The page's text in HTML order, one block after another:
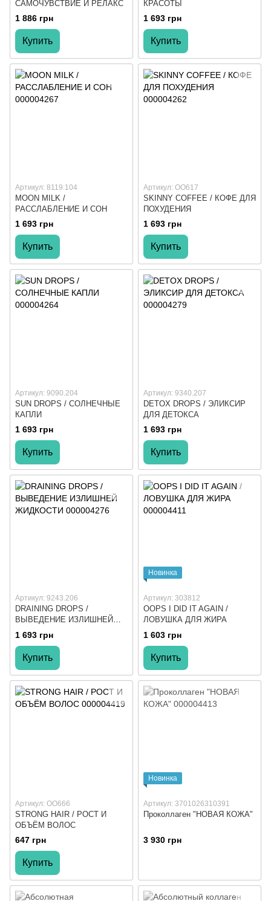
САМОЧУВСТВИЕ И РЕЛАКС
1 886 грн
Купить
КРАСОТЫ
1 693 грн
Купить
Артикул: 8119.104
MOON MILK /
РАССЛАБЛЕНИЕ И СОН
1 693 грн
Купить
Артикул: ОО617
SKINNY COFFEE / КОФЕ ДЛЯ
ПОХУДЕНИЯ
1 693 грн
Купить
Артикул: 9090.204
SUN DROPS / СОЛНЕЧНЫЕ
КАПЛИ
1 693 грн
Купить
Артикул: 9340.207
DETOX DROPS / ЭЛИКСИР
ДЛЯ ДЕТОКСА
1 693 грн
Купить
Артикул: 9243.206
DRAINING DROPS /
ВЫВЕДЕНИЕ ИЗЛИШНЕЙ
ЖИДКОСТИ
1 693 грн
Купить
Новинка
Артикул: 303812
OOPS I DID IT AGAIN /
ЛОВУШКА ДЛЯ ЖИРА
1 603 грн
Купить
Артикул: ОО666
STRONG HAIR / РОСТ И
ОБЪЁМ ВОЛОС
647 грн
Купить
Новинка
Артикул: 3701026310391
Проколлаген "НОВАЯ КОЖА"
3 930 грн